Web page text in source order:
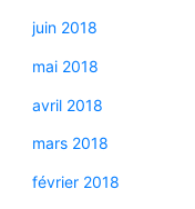
juin 2018
mai 2018
avril 2018
mars 2018
février 2018